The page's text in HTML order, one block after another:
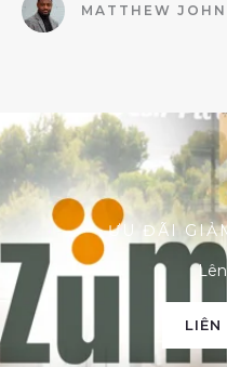
MATTHEW
ƯU ĐÃI
LIÊN